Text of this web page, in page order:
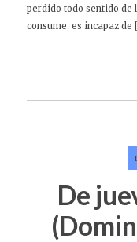
perdido todo sentido de
consume, es incapaz de
De